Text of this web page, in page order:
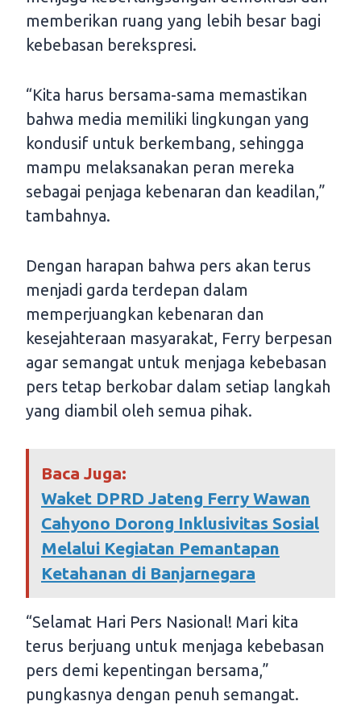
memberikan ruang yang lebih besar bagi
kebebasan berekspresi.
“Kita harus bersama-sama memastikan
bahwa media memiliki lingkungan yang
kondusif untuk berkembang, sehingga
mampu melaksanakan peran mereka
sebagai penjaga kebenaran dan keadilan,”
tambahnya.
Dengan harapan bahwa pers akan terus
menjadi garda terdepan dalam
memperjuangkan kebenaran dan
kesejahteraan masyarakat, Ferry berpesan
agar semangat untuk menjaga kebebasan
pers tetap berkobar dalam setiap langkah
yang diambil oleh semua pihak.
Baca Juga:
Waket DPRD Jateng Ferry Wawan
Cahyono Dorong Inklusivitas Sosial
Melalui Kegiatan Pemantapan
Ketahanan di Banjarnegara
“Selamat Hari Pers Nasional! Mari kita
terus berjuang untuk menjaga kebebasan
pers demi kepentingan bersama,”
pungkasnya dengan penuh semangat.